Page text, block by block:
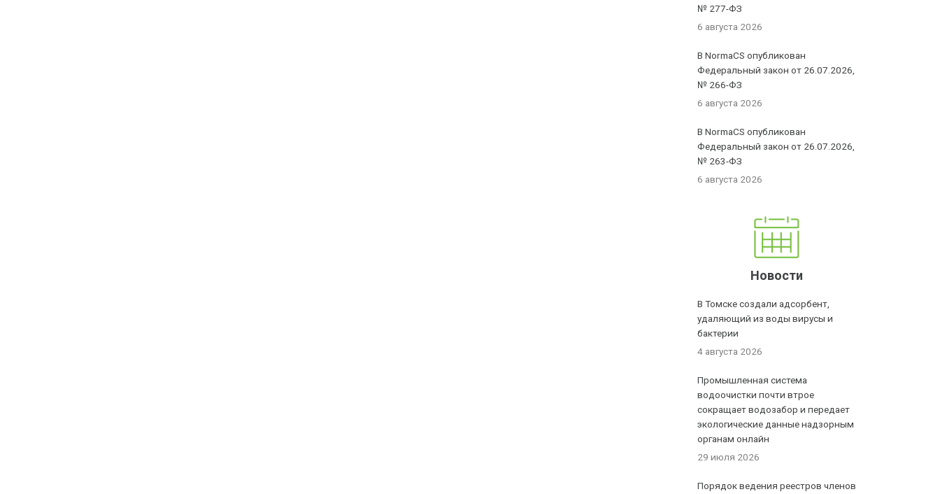
№ 277-ФЗ
6 августа 2026
В NormaCS опубликован
Федеральный закон от 26.07.2026,
№ 266-ФЗ
6 августа 2026
В NormaCS опубликован
Федеральный закон от 26.07.2026,
№ 263-ФЗ
6 августа 2026
Новости
В Томске создали адсорбент,
удаляющий из воды вирусы и
бактерии
4 августа 2026
Промышленная система
водоочистки почти втрое
сокращает водозабор и передает
экологические данные надзорным
органам онлайн
29 июля 2026
Порядок ведения реестров членов